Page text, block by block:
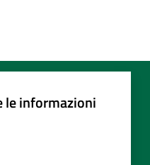
le informazioni